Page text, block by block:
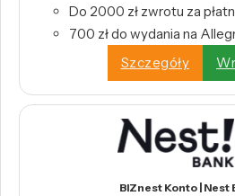
Do 2000 zł zwrotu za
700 zł do wydania na
Szczegóły
BIZnest Konto | Nest